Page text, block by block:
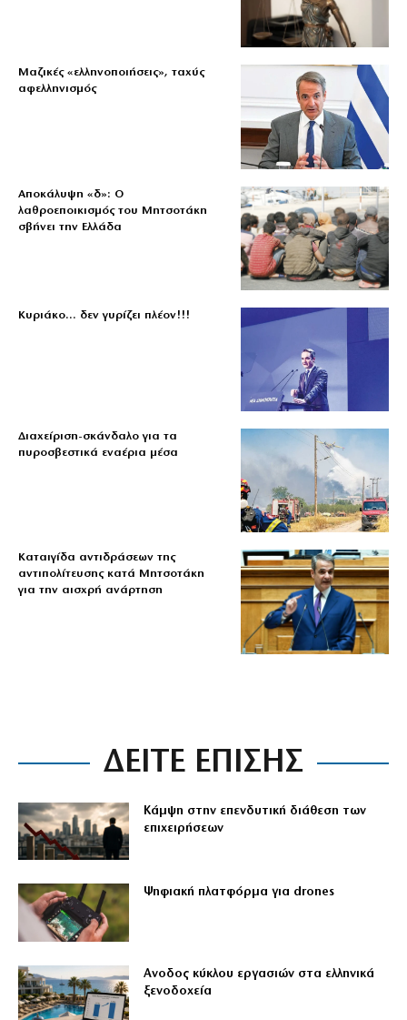
Μαζικές «ελληνοποιήσεις», ταχύς
αφελληνισμός
Αποκάλυψη «δ»: Ο
λαθροεποικισμός του Μητσοτάκη
σβήνει την Ελλάδα
Κυριάκο… δεν γυρίζει πλέον!!!
Διαχείριση-σκάνδαλο για τα
πυροσβεστικά εναέρια μέσα
Καταιγίδα αντιδράσεων της
αντιπολίτευσης κατά Μητσοτάκη
για την αισχρή ανάρτηση
ΔΕΙΤΕ ΕΠΙΣΗΣ
Κάμψη στην επενδυτική διάθεση των
επιχειρήσεων
Ψηφιακή πλατφόρμα για drones
Ανοδος κύκλου εργασιών στα ελληνικά
ξενοδοχεία